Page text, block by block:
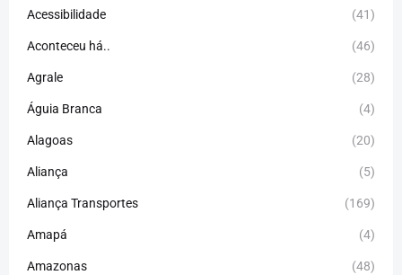
Acessibilidade (41)
Aconteceu há.. (46)
Agrale (28)
Águia Branca (4)
Alagoas (20)
Aliança (5)
Aliança Transportes (169)
Amapá (4)
Amazonas (48)